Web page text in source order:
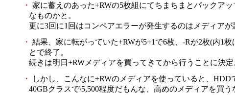
・ 家に蓄えのあった+RWの5枚組にてちまちまとバックア
なものかと。
更に3回に1回はコンペアエラーが発生するのはメディア
・ 結果、家に転がっていた+RWが5+1で6枚、-Rが2枚(内1
とで終了。
続きは明日+RWメディアを買ってきてから行うことに決定
・
しかし、こんなに+RWのメディアを使っていると、
40GBクラスで\5,500程度だもんな、高めのメディアを買